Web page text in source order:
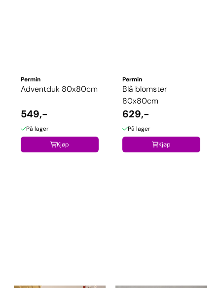
Permin
Adventduk 80x80cm
549,-
På lager
Kjøp
Permin
Blå blomster
80x80cm
629,-
På lager
Kjøp